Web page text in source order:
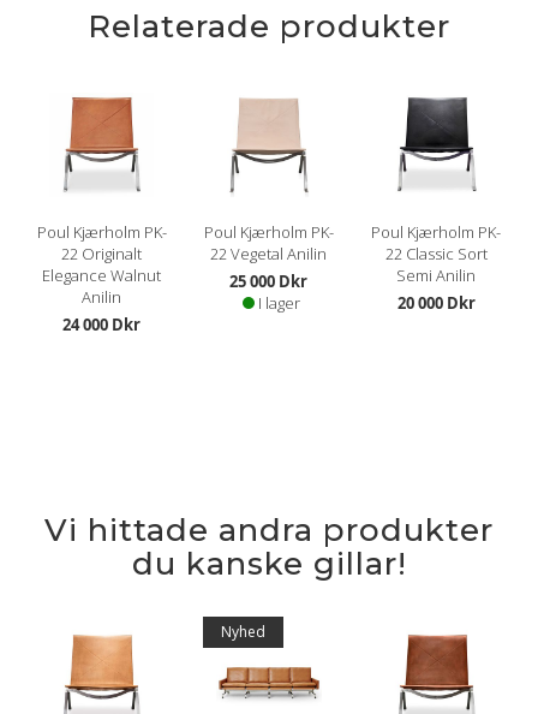
Relaterade produkter
Poul Kjærholm PK-
22 Originalt
Elegance Walnut
Anilin
24 000 Dkr
Poul Kjærholm PK-
22 Vegetal Anilin
25 000 Dkr
I lager
Poul Kjærholm PK-
22 Classic Sort
Semi Anilin
20 000 Dkr
Vi hittade andra produkter
du kanske gillar!
Nyhed